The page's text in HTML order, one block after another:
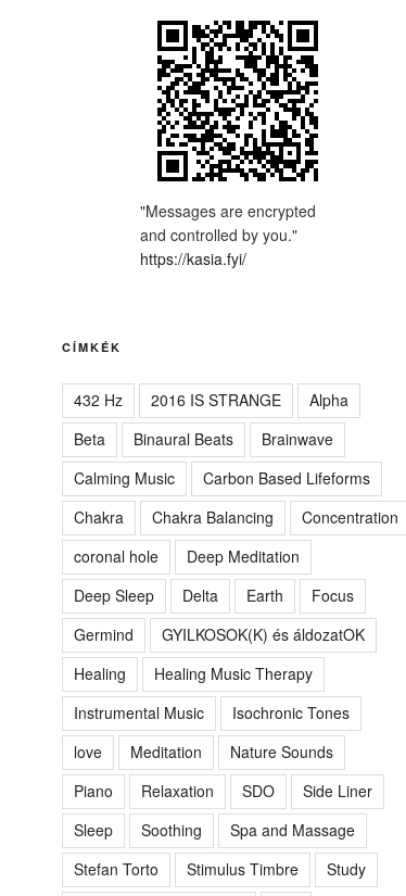
"Messages are encrypted
and controlled by you."
https://kasia.fyi/
CÍMKÉK
432 Hz 2016 IS STRANGE
Alpha
Beta
Binaural Beats
Brainwave
Calming Music
Carbon Based Lifeforms
Chakra
Chakra Balancing
Concentration
coronal hole
Deep Meditation
Deep Sleep
Delta Earth
Focus
Germind
GYILKOSOK(K) és áldozatOK
Healing
Healing Music Therapy
Instrumental Music
Isochronic Tones
love
Meditation
Nature Sounds
Piano
Relaxation SDO
Side Liner
Sleep
Soothing
Spa and Massage
Stefan Torto
Stimulus Timbre
Study